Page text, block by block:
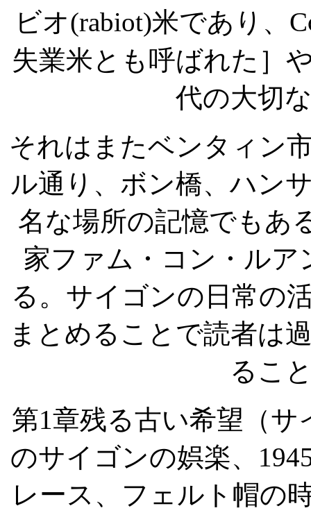
ビオ(rabiot)米であり、 C
失業米とも呼ばれた］
代の大切
それはまたベンタィン
ル通り、ボン橋、ハン
名な場所の記憶でもあ
家ファム・コン・ル
る。サイゴンの日常の
まとめることで読者は
るこ
第1章残る古い希望（サ
のサイゴンの娯楽、
レース、フェルト帽の